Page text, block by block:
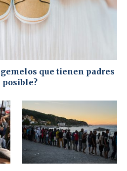
que tienen padres
posible?